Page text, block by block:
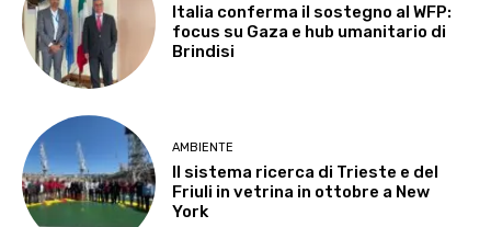
Italia conferma il sostegno al WFP:
focus su Gaza e hub umanitario di
Brindisi
AMBIENTE
Il sistema ricerca di Trieste e del
Friuli in vetrina in ottobre a New
York